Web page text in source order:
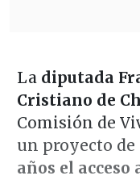
La diputada
Cristiano de
Comisión de
un proyecto de
años el acceso